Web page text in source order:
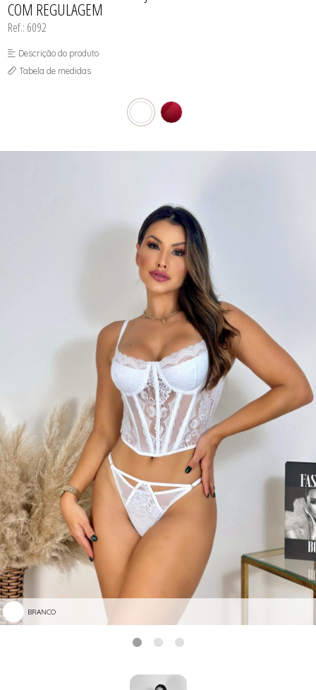
COM REGULAGEM
Ref.: 6092
Descrição do produto
Tabela de medidas
BRANCO